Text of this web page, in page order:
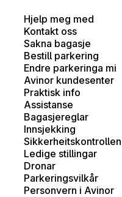
Hjelp meg med
Kontakt oss
Sakna bagasje
Bestill parkering
Endre parkeringa mi
Avinor kundesenter
Praktisk info
Assistanse
Bagasjereglar
Innsjekking
Sikkerheitskontrollen
Ledige stillingar
Dronar
Parkeringsvilkår
Personvern i Avinor